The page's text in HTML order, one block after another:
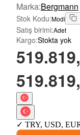
Marka:Bergmann
Stok Kodu:Modi
Satış birimi:Adet
Kargo:Stokta yok
✓ TRY, USD,